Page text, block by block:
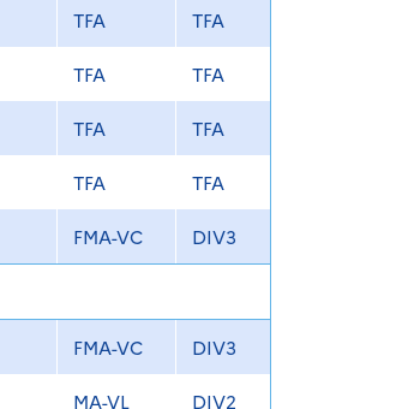
TFA TFA
TFA TFA
TFA TFA
TFA TFA
FMA-VC DIV3
FMA-VC DIV3
MA-VL DIV2